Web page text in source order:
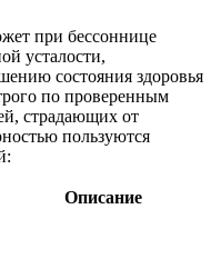
при бессоннице
усталости,
состояния здоровья
по проверенным
страдающих от
пользуются
Описание